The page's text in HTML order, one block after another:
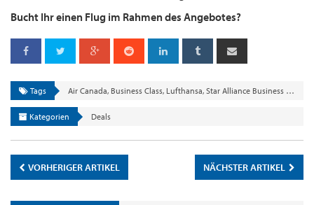
Bucht Ihr einen Flug im Rahmen des Angebotes?
Tags Air Canada, Business Class, Lufthansa, Star Alliance Business Class Sale
Kategorien Deals
VORHERIGER ARTIKEL NÄCHSTER ARTIKEL